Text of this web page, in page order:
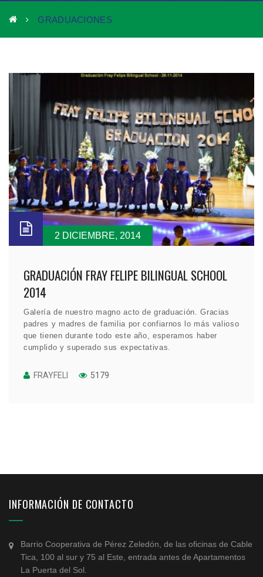
GRADUACIONES
2 DICIEMBRE, 2014
GRADUACIÓN FRAY FELIPE BILINGUAL SCHOOL
2014
Galería de nuestro magno acto de graduación. Gracias
padres y madres de familia por confiarnos lo más valioso
que tienen durante todo este año, esperamos haber
cumplido y superado sus expectativas.
FRAYFELI 5179
INFORMACIÓN DE CONTACTO
Barrio Cooperativa de Pérez Zeledón, de las oficinas de Cable
Tica, 100 al sur y 75 al Este, entrada antes de Apartamentos
La Puerta del Sol.